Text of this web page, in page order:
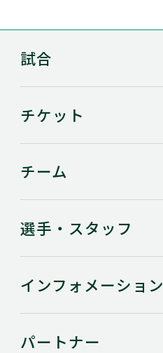
試合
チケット
チーム
選手・スタッフ
インフォメーション
パートナー